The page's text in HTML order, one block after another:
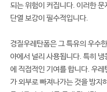
되는 위험이 커집니다. 이러한
단열 보강이 필수적입니다.
경질우레탄폼은 그 특유의 우수
야에서 널리 사용됩니다. 특히
에 직접적인 기여를 합니다. 우
가 외부로 빠져나가는 것을 방지